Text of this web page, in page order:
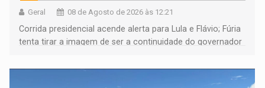
Geral 08 de Agosto de 2026 às 12:21
Corrida presidencial acende alerta para Lula e Flávio; Fúria
tenta tirar a imagem de ser a continuidade do governador
não ter entrado no modo eleição; ABAV faz evento em